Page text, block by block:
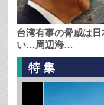
台湾有事の脅威は
い…周辺海…
特集